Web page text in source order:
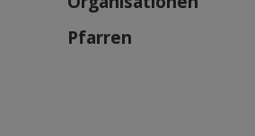
Pfarren